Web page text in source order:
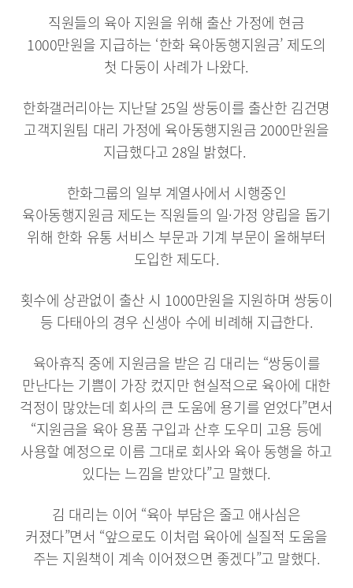
직원들의 육아 지원을 위해 출산 가정에 현금
1000만원을 지급하는 ‘한화 육아동행지원금’ 제도의
첫 다둥이 사례가 나왔다.
한화갤러리아는 지난달 25일 쌍둥이를 출산한 김건명
고객지원팀 대리 가정에 육아동행지원금 2000만원을
지급했다고 28일 밝혔다.
한화그룹의 일부 계열사에서 시행중인
육아동행지원금 제도는 직원들의 일·가정 양립을 돕기
위해 한화 유통 서비스 부문과 기계 부문이 올해부터
도입한 제도다.
횟수에 상관없이 출산 시 1000만원을 지원하며 쌍둥이
등 다태아의 경우 신생아 수에 비례해 지급한다.
육아휴직 중에 지원금을 받은 김 대리는 “쌍둥이를
만난다는 기쁨이 가장 컸지만 현실적으로 육아에 대한
걱정이 많았는데 회사의 큰 도움에 용기를 얻었다”면서
“지원금을 육아 용품 구입과 산후 도우미 고용 등에
사용할 예정으로 이름 그대로 회사와 육아 동행을 하고
있다는 느낌을 받았다”고 말했다.
김 대리는 이어 “육아 부담은 줄고 애사심은
커졌다”면서 “앞으로도 이처럼 육아에 실질적 도움을
주는 지원책이 계속 이어졌으면 좋겠다”고 말했다.